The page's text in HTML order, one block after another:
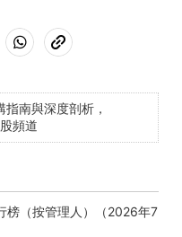
南與深度剖析，
頻道
榜（按管理人）（2026年7